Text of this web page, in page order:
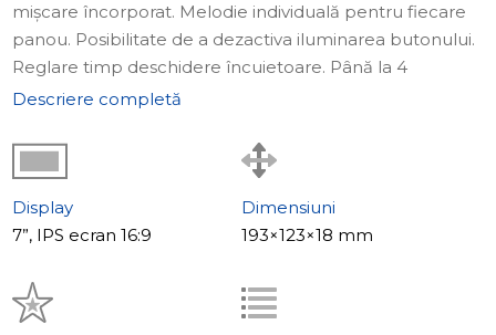
mișcare încorporat. Melodie individuală pentru fiecare
panou. Posibilitate de a dezactiva iluminarea butonului.
Reglare timp deschidere încuietoare. Până la 4
monitoare în sistem.
care apreciază funcționalitatea și stilul.
Descriere completă
Display
7”, IPS ecran 16:9
Dimensiuni
193×123×18 mm